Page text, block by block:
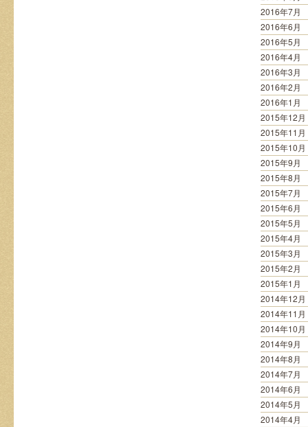
2016年7月
2016年6月
2016年5月
2016年4月
2016年3月
2016年2月
2016年1月
2015年12月
2015年11月
2015年10月
2015年9月
2015年8月
2015年7月
2015年6月
2015年5月
2015年4月
2015年3月
2015年2月
2015年1月
2014年12月
2014年11月
2014年10月
2014年9月
2014年8月
2014年7月
2014年6月
2014年5月
2014年4月